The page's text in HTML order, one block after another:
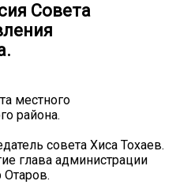
Совета
местного
района.
совета Хиса Тохаев.
глава администрации
Отаров.